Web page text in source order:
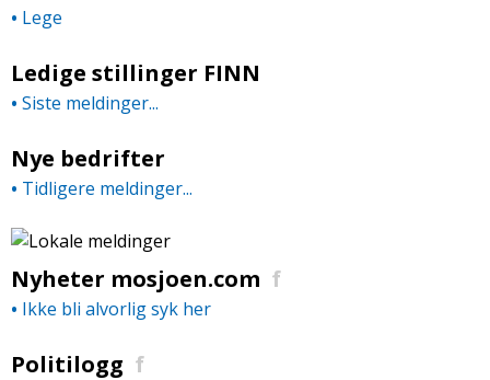
• Lege
Ledige stillinger FINN
• Siste meldinger...
Nye bedrifter
• Tidligere meldinger...
Nyheter mosjoen.com f
• Ikke bli alvorlig syk her
Politilogg f